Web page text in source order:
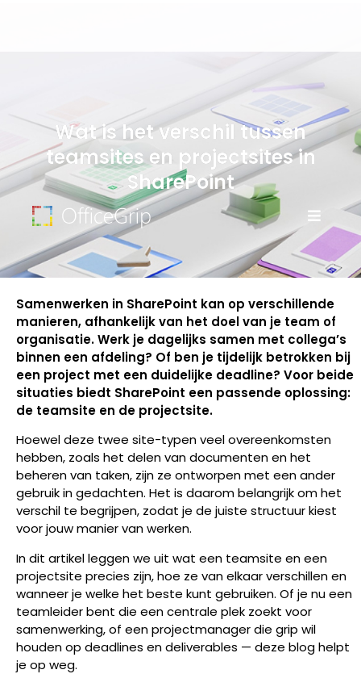
Wat is het verschil tussen
teamsites en projectsites in
SharePoint
Samenwerken in SharePoint kan op verschillende
manieren, afhankelijk van het doel van je team of
organisatie. Werk je dagelijks samen met collega’s
binnen een afdeling? Of ben je tijdelijk betrokken bij
een project met een duidelijke deadline? Voor beide
situaties biedt SharePoint een passende oplossing:
de teamsite en de projectsite.
Hoewel deze twee site-typen veel overeenkomsten
hebben, zoals het delen van documenten en het
beheren van taken, zijn ze ontworpen met een ander
gebruik in gedachten. Het is daarom belangrijk om het
verschil te begrijpen, zodat je de juiste structuur kiest
voor jouw manier van werken.
In dit artikel leggen we uit wat een teamsite en een
projectsite precies zijn, hoe ze van elkaar verschillen en
wanneer je welke het beste kunt gebruiken. Of je nu een
teamleider bent die een centrale plek zoekt voor
samenwerking, of een projectmanager die grip wil
houden op deadlines en deliverables — deze blog helpt
je op weg.